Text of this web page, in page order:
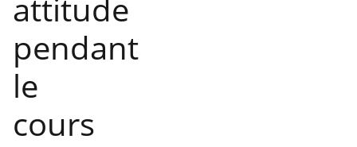
attitude
pendant
le
cours